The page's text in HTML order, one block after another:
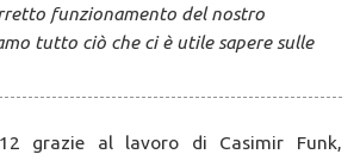
funzionamento del nostro
tutto ciò che ci è utile sapere sulle
grazie al lavoro di Casimir Funk,